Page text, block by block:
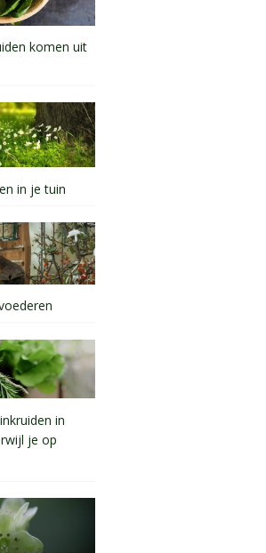
komen uit
in je tuin
in
je op